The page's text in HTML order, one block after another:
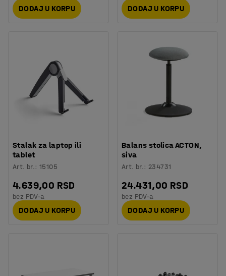
DODAJ U KORPU DODAJ U KORPU
Stalak za laptop ili
tablet
Art. br.:15105
4.639,00 RSD
bez PDV-a
DODAJ U KORPU
Balans stolica ACTON,
siva
Art. br.: 234731
24.431,00 RSD
bez PDV-a
DODAJ U KORPU